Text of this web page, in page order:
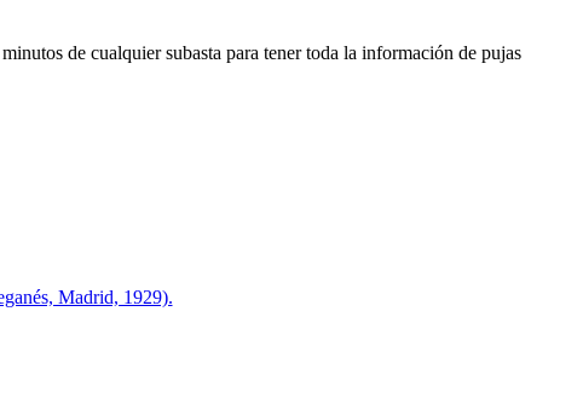
de cualquier subasta para tener toda la información de pujas
Madrid, 1929).